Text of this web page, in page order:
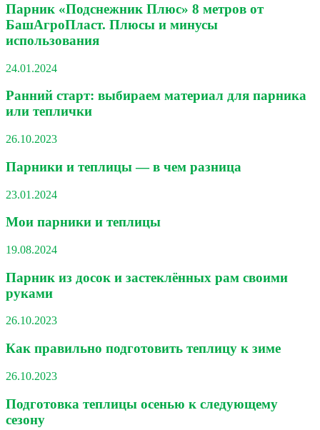
Парник «Подснежник Плюс» 8 метров от
БашАгроПласт. Плюсы и минусы
использования
24.01.2024
Ранний старт: выбираем материал для парника
или теплички
26.10.2023
Парники и теплицы — в чем разница
23.01.2024
Мои парники и теплицы
19.08.2024
Парник из досок и застеклённых рам своими
руками
26.10.2023
Как правильно подготовить теплицу к зиме
26.10.2023
Подготовка теплицы осенью к следующему
сезону